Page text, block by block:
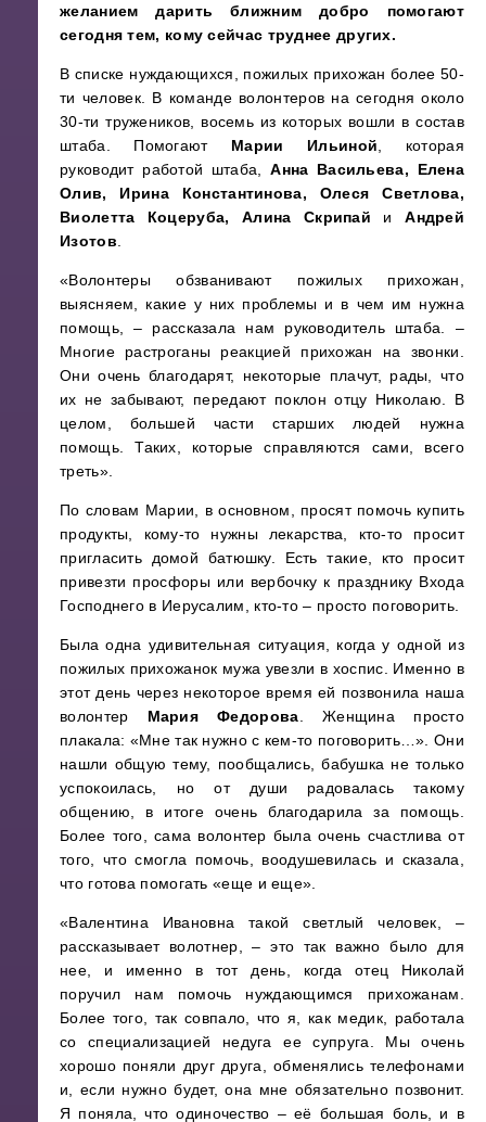
желанием дарить ближним добро помогают
сегодня тем, кому сейчас труднее других.
В списке нуждающихся, пожилых прихожан более 50-
ти человек. В команде волонтеров на сегодня около
30-ти тружеников, восемь из которых вошли в состав
штаба. Помогают Марии Ильиной , которая
руководит работой штаба,Анна Васильева, Елена
Олив, Ирина Константинова, Олеся Светлова,
Виолетта Коцеруба, Алина Скрипай и
Андрей
Изотов
«Волонтеры обзванивают пожилых прихожан,
выясняем, какие у них проблемы и в чем им нужна
помощь, – рассказала нам руководитель штаба. –
Многие растроганы реакцией прихожан на звонки.
Они очень благодарят, некоторые плачут, рады, что
их не забывают, передают поклон отцу Николаю. В
целом, большей части старших людей нужна
помощь. Таких, которые справляются сами, всего
треть».
По словам Марии, в основном, просят помочь купить
продукты, кому-то нужны лекарства, кто-то просит
пригласить домой батюшку. Есть такие, кто просит
привезти просфоры или вербочку к празднику Входа
Господнего в Иерусалим, кто-то – просто поговорить.
Была одна удивительная ситуация, когда у одной из
пожилых прихожанок мужа увезли в хоспис. Именно в
этот день через некоторое время ей позвонила наша
волонтер Мария Федорова . Женщина просто
плакала: «Мне так нужно с кем-то поговорить…». Они
нашли общую тему, пообщались, бабушка не только
успокоилась, но от души радовалась такому
общению, в итоге очень благодарила за помощь.
Более того, сама волонтер была очень счастлива от
того, что смогла помочь, воодушевилась и сказала,
что готова помогать «еще и еще».
«Валентина Ивановна такой светлый человек, –
рассказывает волотнер, – это так важно было для
нее, и именно в тот день, когда отец Николай
поручил нам помочь нуждающимся прихожанам.
Более того, так совпало, что я, как медик, работала
со специализацией недуга ее супруга. Мы очень
хорошо поняли друг друга, обменялись телефонами
и, если нужно будет, она мне обязательно позвонит.
Я поняла, что одиночество – её большая боль, и в